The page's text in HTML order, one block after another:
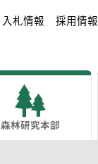
入札情報 採用情報
森林研究本部